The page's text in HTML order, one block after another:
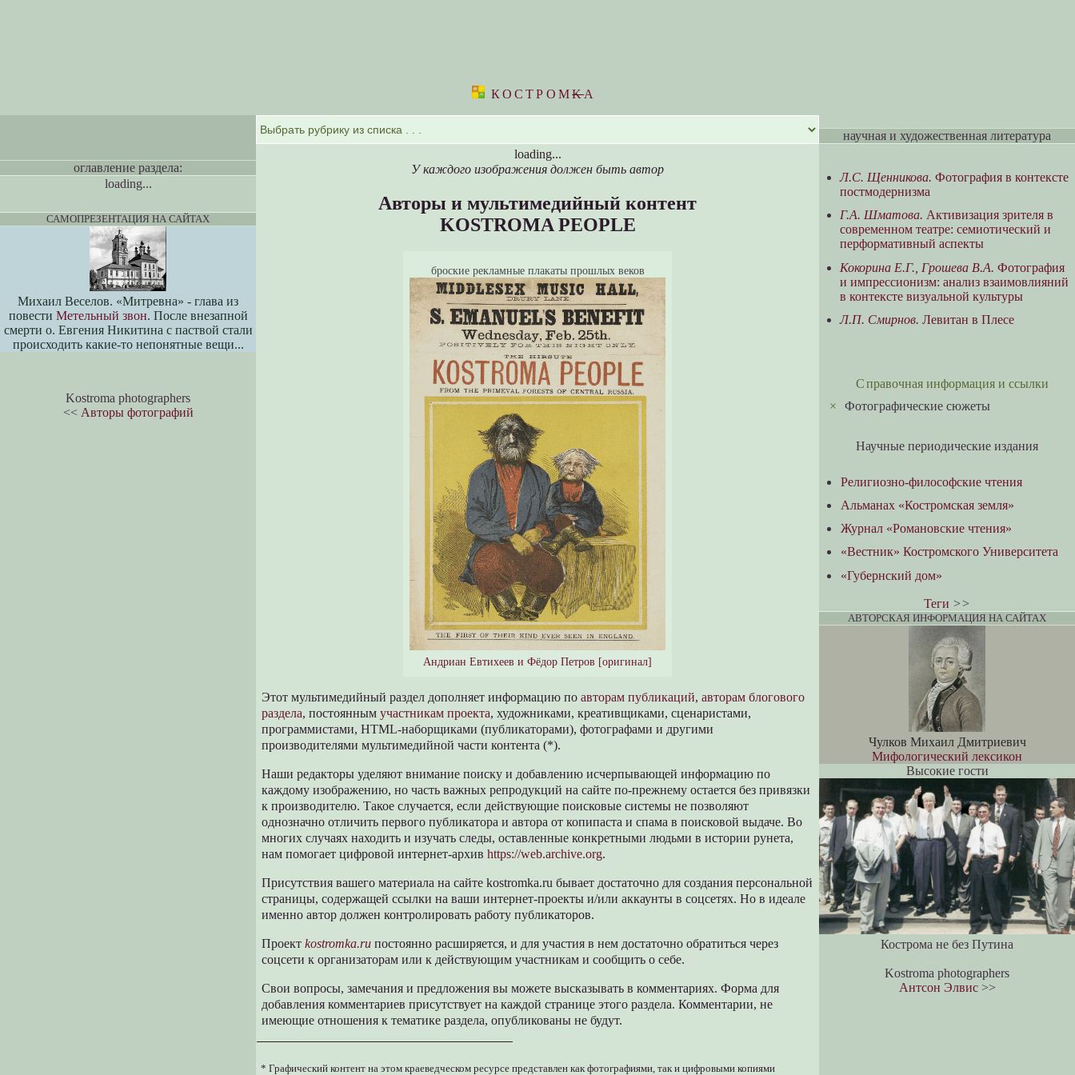
КОСТРОМKА
loading...
У каждого изображения должен быть автор
Авторы и мультимедийный контент
KOSTROMA PEOPLE
броские рекламные плакаты прошлых веков
Андриан Евтихеев и Фёдор Петров [оригинал]
Этот мультимедийный раздел дополняет информацию поавторам публикаций,авторам блогового
раздела, постояннымучастникам проекта, художниками, креативщиками, сценаристами,
программистами, HTML-наборщиками (публикаторами), фотографами и другими
производителями мультимедийной части контента (*).
Наши редакторы уделяют внимание поиску и добавлению исчерпывающей информацию по
каждому изображению, но часть важных репродукций на сайте по-прежнему остается без привязки
к производителю. Такое случается, если действующие поисковые системы не позволяют
однозначно отличить первого публикатора и автора от копипаста и спама в поисковой выдаче. Во
многих случаях находить и изучать следы, оставленные конкретными людьми в истории рунета,
нам помогает цифровой интернет-архивhttps://web.archive.org.
Присутствия вашего материала на сайте kostromka.ru бывает достаточно для создания персональной
страницы, содержащей ссылки на ваши интернет-проекты и/или аккаунты в соцсетях. Но в идеале
именно автор должен контролировать работу публикаторов.
Проектkostromka.ru постоянно расширяется, и для участия в нем достаточно обратиться через
соцсети к организаторам или к действующим участникам и сообщить о себе.
Свои вопросы, замечания и предложения вы можете высказывать в комментариях. Форма для
добавления комментариев присутствует на каждой странице этого раздела. Комментарии, не
имеющие отношения к тематике раздела, опубликованы не будут.
* Графический контент на этом краеведческом ресурсе представлен как фотографиями, так и цифровыми копиями
оглавление раздела:
loading...
САМОПРЕЗЕНТАЦИЯ НА САЙТАХ
Михаил Веселов. «Митревна» - глава из
повести Метельный звон. После внезапной
смерти о. Евгения Никитина с паствой стали
происходить какие-то непонятные вещи...
Kostroma photographers
<< Авторы фотографий
научная и художественная литература
Л.С. Щенникова. Фотография в контексте
постмодернизма
Г.А. Шматова. Активизация зрителя в
современном театре: семиотический и
перформативный аспекты
Кокорина Е.Г., Грошева В.А. Фотография
и импрессионизм: анализ взаимовлияний
в контексте визуальной культуры
Л.П. Смирнов. Левитан в Плесе
Справочная информация и ссылки
×Фотографические сюжеты
Научные периодические издания
Религиозно-философские чтения
Альманах «Костромская земля»
Журнал «Романовские чтения»
«Вестник» Костромского Университета
«Губернский дом»
Теги >>
АВТОРСКАЯ ИНФОРМАЦИЯ НА САЙТАХ
Чулков Михаил Дмитриевич
Мифологический лексикон
Высокие гости
Кострома не без Путина
Kostroma photographers
Антсон Элвис>>